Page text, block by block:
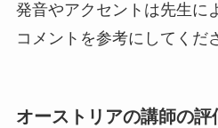
発音やアクセントは先生に
コメントを参考にしてくだ
オーストリアの講師の評